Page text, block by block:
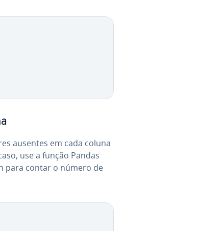
ausentes em cada coluna
use a função Pandas
para contar o número de